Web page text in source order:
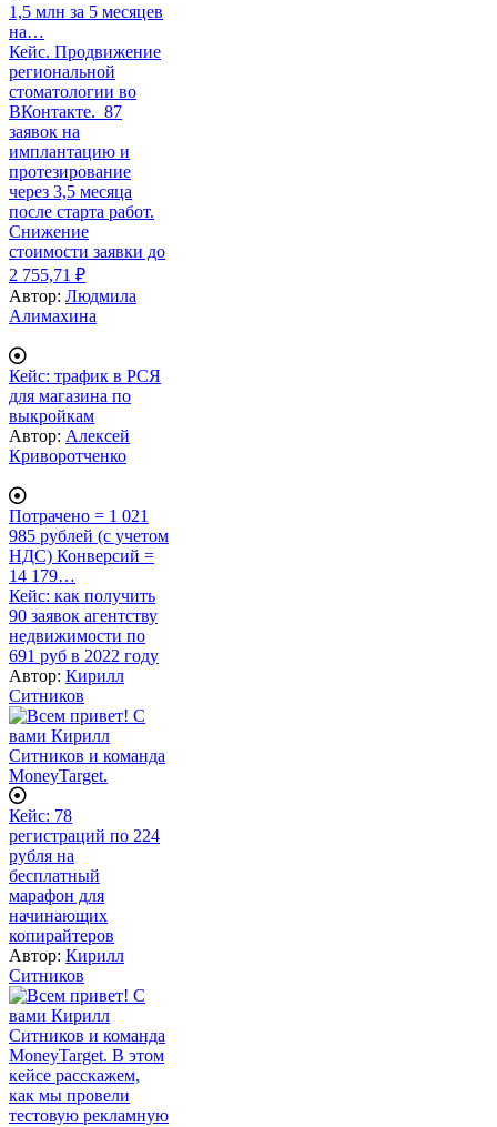
1,5 млн за 5 месяцев
на…
Кейс. Продвижение
региональной
стоматологии во
ВКонтакте. 87
заявок на
имплантацию и
протезирование
через 3,5 месяца
после старта работ.
Снижение
стоимости заявки до
2 755,71 ₽
Автор: Людмила
Алимахина
Кейс: трафик в РСЯ
для магазина по
выкройкам
Автор: Алексей
Криворотченко
Потрачено = 1 021
985 рублей (с учетом
НДС) Конверсий =
14 179…
Кейс: как получить
90 заявок агентству
недвижимости по
691 руб в 2022 году
Автор: Кирилл
Ситников
Кейс: 78
регистраций по 224
рубля на
бесплатный
марафон для
начинающих
копирайтеров
Автор: Кирилл
Ситников